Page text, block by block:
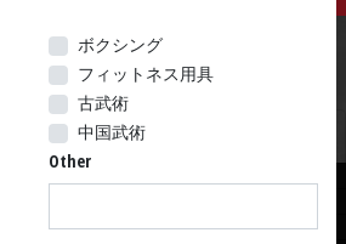
メダル
その他
Shop by Brand
ボクシング
フィットネス用具
古武術
中国武術
Other